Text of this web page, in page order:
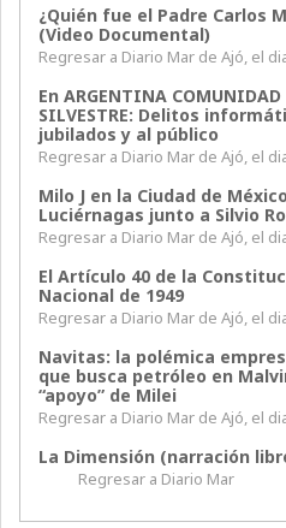
¿Quién fue el Padre Carlos
(Video Documental)
Regresar a Diario Mar de Ajó, el
En ARGENTINA COMUNIDAD
SILVESTRE: Delitos
jubilados y al público
Regresar a Diario Mar de Ajó, el
Milo J en la Ciudad de
Luciérnagas junto a Silvio
Regresar a Diario Mar de Ajó, el
El Artículo 40 de la
Nacional de 1949
Regresar a Diario Mar de Ajó, el
Navitas: la polémica
que busca petróleo en
“apoyo” de Milei
Regresar a Diario Mar de Ajó, el
La Dimensión (narración
Regresar a Diario Mar